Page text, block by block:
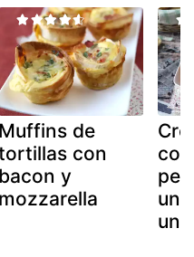
Muffins de
con
bacon y
mozzarella
un